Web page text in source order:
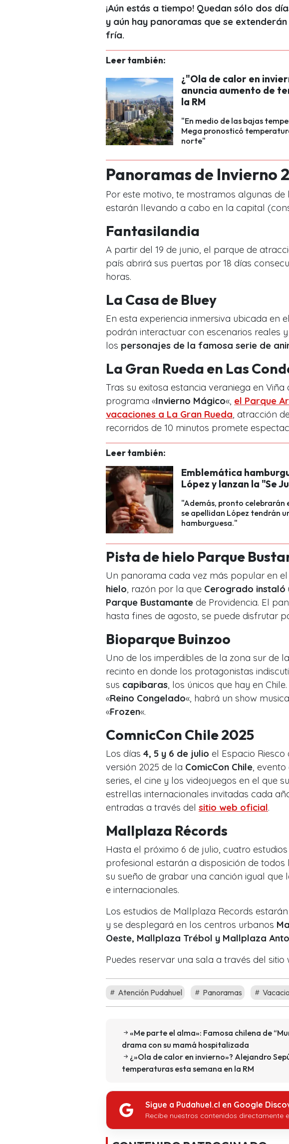
¡Aún estás a tiempo! Quedan sólo dos
y aún hay panoramas que se
fría.
Leer también:
¿"Ola de calor en
anuncia aumento de
la RM
"En medio de las bajas
Mega pronosticó
norte"
Panoramas de Invierno
Por este motivo, te mostramos algunas
estarán llevando a cabo en la capital
Fantasilandia
A partir del 19 de junio, el parque de
país abrirá sus puertas por 18 días
horas.
La Casa de Bluey
En esta experiencia inmersiva ubicada en el
podrán interactuar con escenarios reales
los personajes de la famosa serie de
La Gran Rueda en Las
Tras su exitosa estancia veraniega en
programa «Invierno Mágico«, el Parque
vacaciones a La Gran Rueda , atracción
recorridos de 10 minutos promete
Leer también:
Emblemática
López y lanzan la "Se
"Además, pronto celebrarán
se apellidan López tendrán
hamburguesa."
Pista de hielo Parque
Un panorama cada vez más popular en el
hielo , razón por la que Cerogrado instaló
Parque Bustamante de Providencia. El
hasta fines de agosto, se puede disfrutar
Bioparque Buinzoo
Uno de los imperdibles de la zona sur de
recinto en donde los protagonistas
sus capibaras , los únicos que hay en
«Reino Congelado«, habrá un show
«Frozen«.
ComnicCon Chile 2025
Los días 4, 5 y 6 de julio el Espacio
versión 2025 de la ComicCon Chile ,
series, el cine y los videojuegos en el que
estrellas internacionales invitadas cada
entradas a través del sitio web oficial.
Mallplaza Récords
Hasta el próximo 6 de julio, cuatro
profesional estarán a disposición de
su sueño de grabar una canción igual que
e internacionales.
Los estudios de Mallplaza Records
y se desplegará en los centros urbanos
Oeste, Mallplaza Trébol y Mallplaza
Puedes reservar una sala a través del
Atención Pudahuel Panoramas
«Me parte el alma»: Famosa chilena de
drama con su mamá hospitalizada
¿»Ola de calor en invierno»? Alejandro
temperaturas esta semana en la RM
Sigue a Pudahuel.cl en Google
Recibe nuestros contenidos directamente